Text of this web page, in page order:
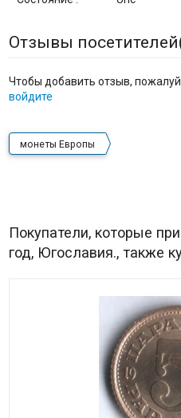
Отзывы
Чтобы добавить отзыв,
войдите
монеты Европы
Покупатели, которые
год, Югославия., также